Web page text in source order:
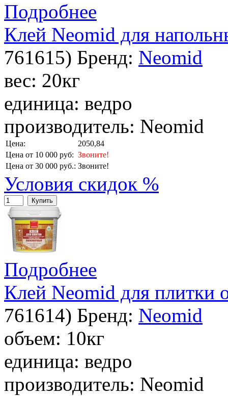
Подробнее
Клей Neomid для
761615) Бренд: Neomid
вес: 20кг
единица: ведро
производитель: Neomid
Цена:
2050,84
Цена от 10 000 руб: Звоните!
Цена от 30 000 руб.: Звоните!
Условия скидок %
Купить
Подробнее
Клей Neomid для плитки
761614) Бренд: Neomid
объем: 10кг
единица: ведро
производитель: Neomid